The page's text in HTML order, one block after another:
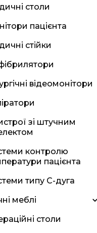
столи
пацієнта
стійки
відеомонітори
зі штучним
контролю
пацієнта
типу С-дуга
меблі
столи